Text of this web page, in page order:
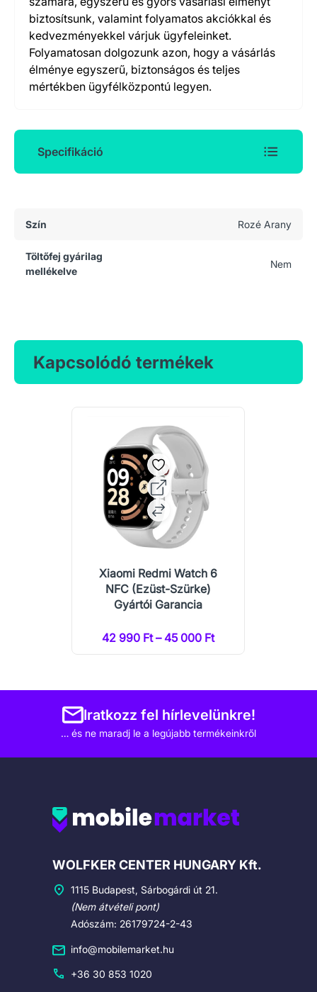
biztosítsunk, valamint folyamatos akciókkal és
kedvezményekkel várjuk ügyfeleinket.
Folyamatosan dolgozunk azon, hogy a vásárlás
élménye egyszerű, biztonságos és teljes
mértékben ügyfélközpontú legyen.
Specifikáció
Szín Rozé Arany
Töltőfej gyárilag
mellékelve
Nem
Kapcsolódó termékek
Xiaomi Redmi Watch 6
NFC (Ezüst-Szürke)
Gyártói Garancia
42 990 Ft – 45 000 Ft
Iratkozz fel hírlevelünkre!
… és ne maradj le a legújabb termékeinkről
Cégadatok
WOLFKER CENTER HUNGARY Kft.
1115 Budapest, Sárbogárdi út 21.
(Nem átvételi pont)
Adószám: 26179724-2-43
info@mobilemarket.hu
+36 30 853 1020